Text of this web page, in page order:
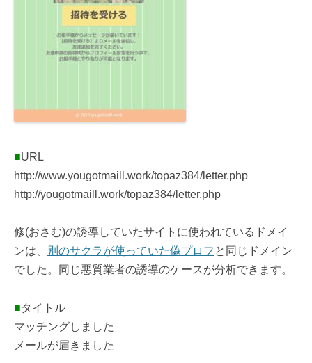
■URL
http://www.yougotmaill.work/topaz384/letter.php
http://yougotmaill.work/topaz384/letter.php
修(おさむ)の誘導していたサイトに使われているドメイ
ンは、
別のサクラが使っていた偽プロフ と同じドメイン
でした。同じ悪質業者の誘導のケースが分析できます。
■タイトル
マッチングしました
メールが届きました